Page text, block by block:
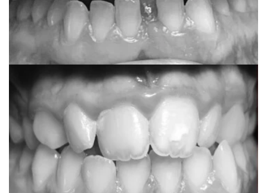
Marijana
Invisalign comprehensive